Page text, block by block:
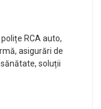
RCA auto,
asigurări de
soluții